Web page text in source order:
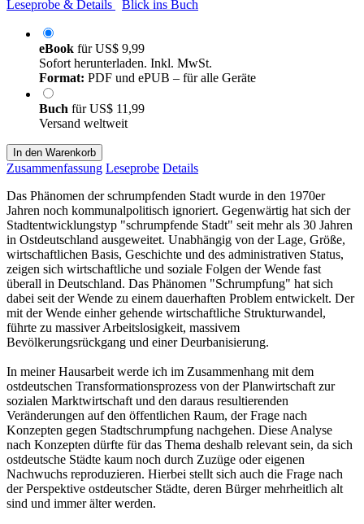
Leseprobe & Details
Blick ins Buch
eBook fürUS$ 9,99
Sofort herunterladen. Inkl. MwSt.
Format: PDF und ePUB – für alle Geräte
Buch fürUS$ 11,99
Versand weltweit
In den Warenkorb
Zusammenfassung Leseprobe Details
Das Phänomen der schrumpfenden Stadt wurde in den 1970er
Jahren noch kommunalpolitisch ignoriert. Gegenwärtig hat sich der
Stadtentwicklungstyp "schrumpfende Stadt" seit mehr als 30 Jahren
in Ostdeutschland ausgeweitet. Unabhängig von der Lage, Größe,
wirtschaftlichen Basis, Geschichte und des administrativen Status,
zeigen sich wirtschaftliche und soziale Folgen der Wende fast
überall in Deutschland. Das Phänomen "Schrumpfung" hat sich
dabei seit der Wende zu einem dauerhaften Problem entwickelt. Der
mit der Wende einher gehende wirtschaftliche Strukturwandel,
führte zu massiver Arbeitslosigkeit, massivem
Bevölkerungsrückgang und einer Deurbanisierung.
In meiner Hausarbeit werde ich im Zusammenhang mit dem
ostdeutschen Transformationsprozess von der Planwirtschaft zur
sozialen Marktwirtschaft und den daraus resultierenden
Veränderungen auf den öffentlichen Raum, der Frage nach
Konzepten gegen Stadtschrumpfung nachgehen. Diese Analyse
nach Konzepten dürfte für das Thema deshalb relevant sein, da sich
ostdeutsche Städte kaum noch durch Zuzüge oder eigenen
Nachwuchs reproduzieren. Hierbei stellt sich auch die Frage nach
der Perspektive ostdeutscher Städte, deren Bürger mehrheitlich alt
sind und immer älter werden.